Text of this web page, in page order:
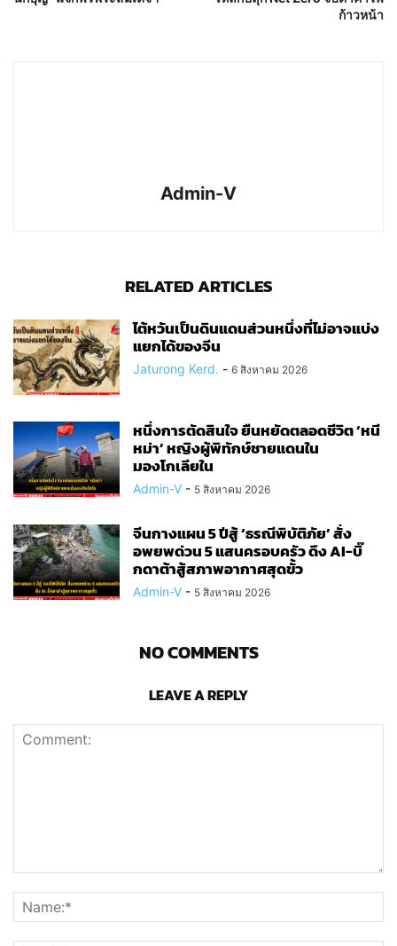
ก้าวหน้า
Admin-V
RELATED ARTICLES
ไต้หวันเป็นดินแดนส่วนหนึ่งที่ไม่อาจแบ่ง
แยกได้ของจีน
Jaturong Kerd. - 6 สิงหาคม 2026
หนึ่งการตัดสินใจ ยืนหยัดตลอดชีวิต ‘หนี
หม่า’ หญิงผู้พิทักษ์ชายแดนใน
มองโกเลียใน
Admin-V - 5 สิงหาคม 2026
จีนกางแผน 5 ปีสู้ ‘ธรณีพิบัติภัย’ สั่ง
อพยพด่วน 5 แสนครอบครัว ดึง AI-บิ๊
กดาต้าสู้สภาพอากาศสุดขั้ว
Admin-V - 5 สิงหาคม 2026
NO COMMENTS
LEAVE A REPLY